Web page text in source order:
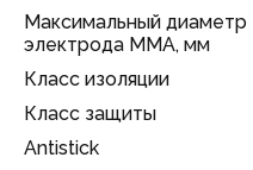
Максимальный диаметр
электрода MMA, мм
Класс изоляции
Класс защиты
Antistick